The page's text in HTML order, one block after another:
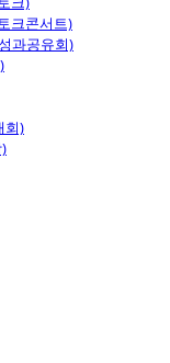
크콘서트)
과공유회)
회)